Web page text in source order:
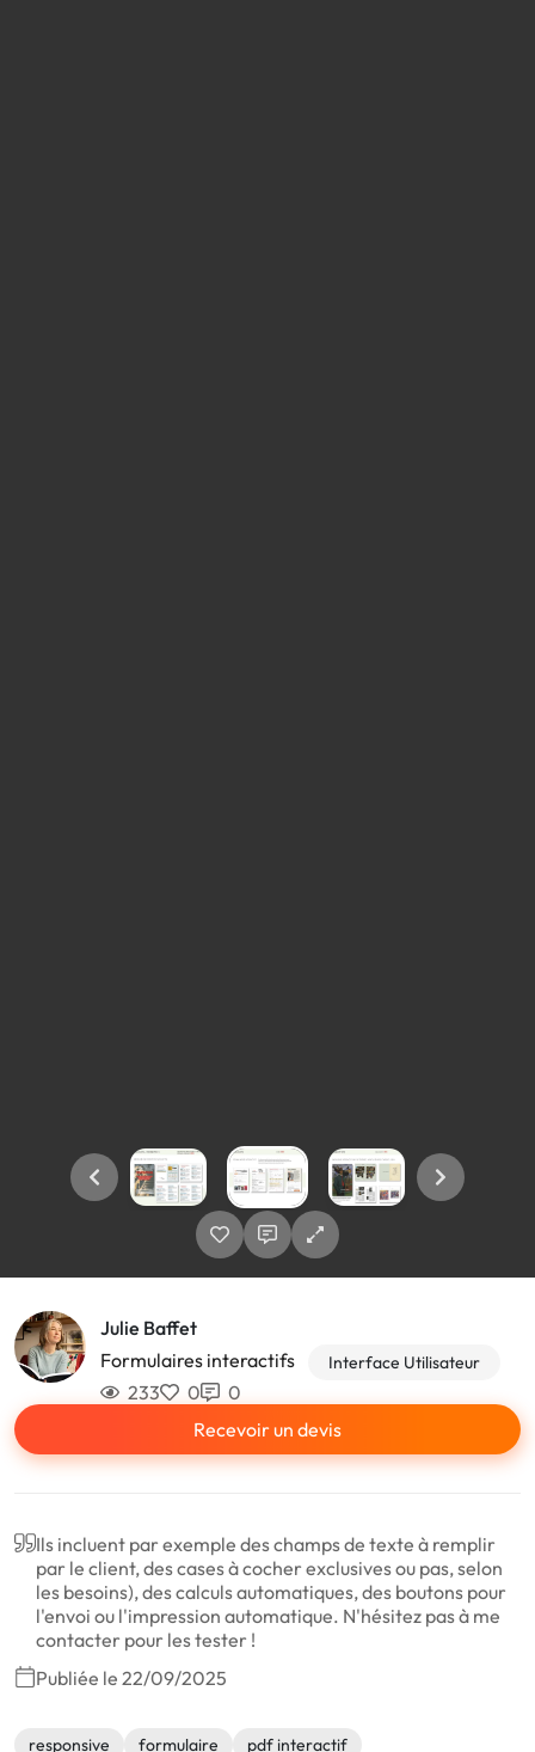
Julie Baffet
Formulaires interactifs
Interface Utilisateur
233 0
0
Recevoir un devis
Ils incluent par exemple des champs de texte à remplir
par le client, des cases à cocher exclusives ou pas, selon
les besoins), des calculs automatiques, des boutons pour
l'envoi ou l'impression automatique. N'hésitez pas à me
contacter pour les tester !
Publiée le 22/09/2025
responsive formulaire
pdf interactif